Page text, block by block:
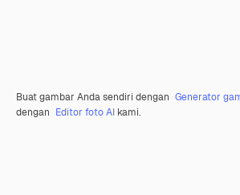
Buat gambar Anda sendiri dengan Generator
dengan Editor foto AI kami.